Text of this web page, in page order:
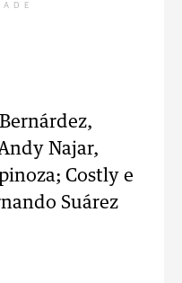
Najar,
Costly e
Suárez